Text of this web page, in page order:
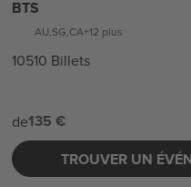
BTS
AU,SG,CA+12 plus
10510 Billets
de135 €
TROUVER UN